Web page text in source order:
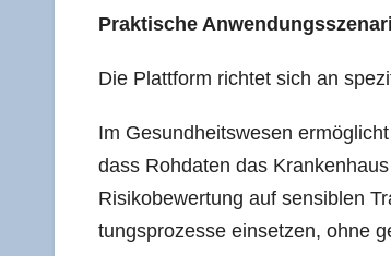
Prak­ti­sche
Die Platt­form rich­tet sich an
Im Gesund­heits­we­sen
dass Roh­da­ten das
Risi­ko­be­wer­tung auf sen­si­blen
tungs­pro­zes­se ein­set­zen, ohne